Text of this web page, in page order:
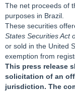
The net proceeds of
purposes in Brazil.
These securities
States Securities Act
or sold in the United
exemption from
This press release
solicitation of an
jurisdiction. The